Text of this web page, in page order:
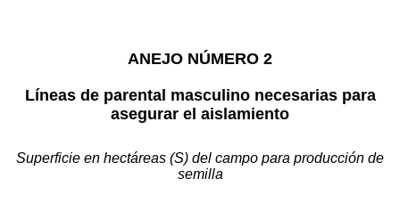
ANEJO NÚMERO 2
Líneas de parental masculino necesarias para
asegurar el aislamiento
Superficie en hectáreas (S) del campo para producción de
semilla